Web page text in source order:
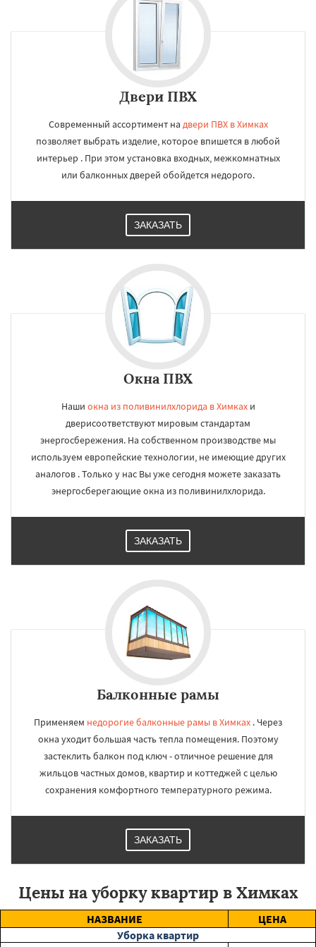
Двери ПВХ
Современный ассортимент на двери ПВХ в Химках
позволяет выбрать изделие, которое впишется в любой
интерьер . При этом установка входных, межкомнатных
или балконных дверей обойдется недорого.
ЗАКАЗАТЬ
Окна ПВХ
Наши окна из поливинилхлорида в Химкахи
дверисоответствуют мировым стандартам
энергосбережения. На собственном производстве мы
используем европейские технологии, не имеющие других
аналогов . Только у нас Вы уже сегодня можете заказать
энергосберегающие окна из поливинилхлорида.
ЗАКАЗАТЬ
Балконные рамы
Применяем недорогие балконные рамы в Химках . Через
окна уходит большая часть тепла помещения. Поэтому
застеклить балкон под ключ - отличное решение для
жильцов частных домов, квартир и коттеджей с целью
сохранения комфортного температурного режима.
ЗАКАЗАТЬ
Цены на уборку квартир в Химках
НАЗВАНИЕ
ЦЕНА
Уборка квартир